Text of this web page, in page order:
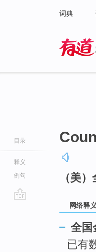
词典
目录
释义
例句
（美
网络释义
全国
已有